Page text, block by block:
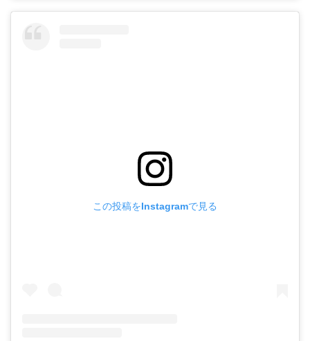
この投稿をInstagramで見る